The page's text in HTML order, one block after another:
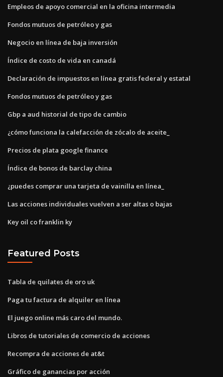
Empleos de apoyo comercial en la oficina intermedia
Fondos mutuos de petróleo y gas
Negocio en línea de baja inversión
Índice de costo de vida en canadá
Declaración de impuestos en línea gratis federal y estatal
Fondos mutuos de petróleo y gas
Gbp a aud historial de tipo de cambio
¿cómo funciona la calefacción de zócalo de aceite_
Precios de plata google finance
Índice de bonos de barclay china
¿puedes comprar una tarjeta de vainilla en línea_
Las acciones individuales vuelven a ser altas o bajas
Key oil co franklin ky
Featured Posts
Tabla de quilates de oro uk
Paga tu factura de alquiler en línea
El juego online más caro del mundo.
Libros de tutoriales de comercio de acciones
Recompra de acciones de at&t
Gráfico de ganancias por acción